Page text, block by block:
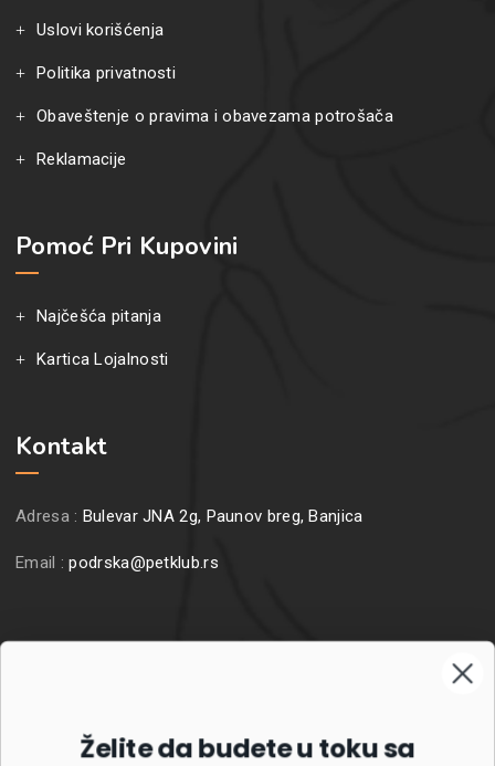
Uslovi korišćenja
Politika privatnosti
Obaveštenje o pravima i obavezama potrošača
Reklamacije
Pomoć Pri Kupovini
Najčešća pitanja
Kartica Lojalnosti
Kontakt
Adresa : Bulevar JNA 2g, Paunov breg, Banjica
Email :podrska@petklub.rs
Želite da budete u toku sa